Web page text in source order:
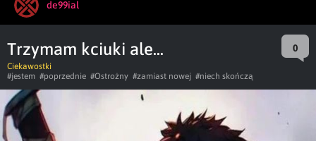
de99ial
Trzymam kciuki ale... 0
Ciekawostki
#jestem #poprzednie #Ostrożny #zamiast nowej #niech skończą